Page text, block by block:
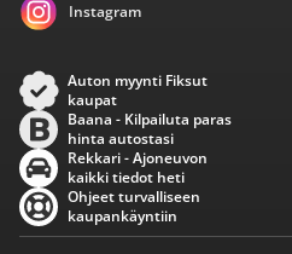
Instagram
Auton myynti Fiksut
kaupat
Baana - Kilpailuta paras
hinta autostasi
Rekkari - Ajoneuvon
kaikki tiedot heti
Ohjeet turvalliseen
kaupankäyntiin